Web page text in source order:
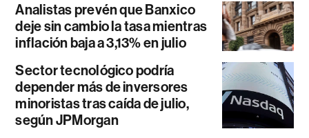
Analistas prevén que Banxico
deje sin cambio la tasa mientras
inflación baja a 3,13% en julio
Sector tecnológico podría
depender más de inversores
minoristas tras caída de julio,
según JPMorgan